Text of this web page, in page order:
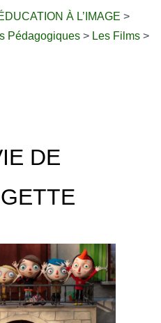
À L’IMAGE >
Pédagogiques > Les Films >
DE